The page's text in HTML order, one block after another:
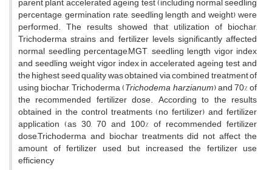
percentage, germination rate, seedling length and weight) were
performed. The results showed that utilization of biochar,
Trichoderma strains and fertilizer levels significantly affected
normal seedling percentage,MGT, seedling length vigor index
and seedling weight vigor index in accelerated ageing test and
the highest seed quality was obtained via combined treatment of
using biochar, Trichoderma (Trichodema harzianum) and 70% of
the recommended fertilizer dose. According to the results
obtained in the control treatments (no fertilizer) and fertilizer
application (as 30, 70 and 100% of recommended fertilizer
dose,Trichoderma and biochar treatments did not affect the
amount of fertilizer used, but increased the fertilizer use
efficiency